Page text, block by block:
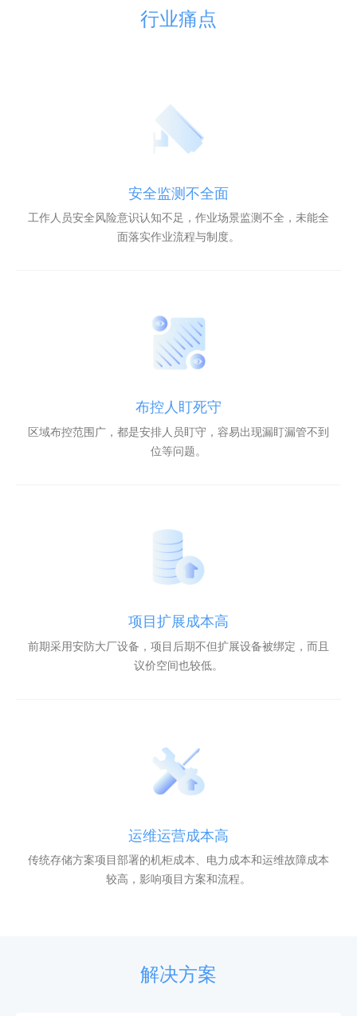
行业痛点
安全监测不全面
工作人员安全风险意识认知不足，作业场景监测不全，未能全
面落实作业流程与制度。
布控人盯死守
区域布控范围广，都是安排人员盯守，容易出现漏盯漏管不到
位等问题。
项目扩展成本高
前期采用安防大厂设备，项目后期不但扩展设备被绑定，而且
议价空间也较低。
运维运营成本高
传统存储方案项目部署的机柜成本、电力成本和运维故障成本
较高，影响项目方案和流程。
解决方案